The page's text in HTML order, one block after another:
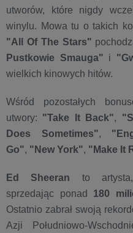
utworów, które nigdy
winylu. Mowa tu o takich
"All Of The Stars"
Pustkowie Smauga" i
wielkich kinowych hitów.
Wśród pozostałych
utwory: "Take It Back",
Does Sometimes",
Go", "New York", "Make It
Ed Sheeran to artysta,
sprzedając ponad 180
Ostatnio zabrał swoją
Azji Południowo-